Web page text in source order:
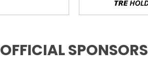
OFFICIAL SPONSORS